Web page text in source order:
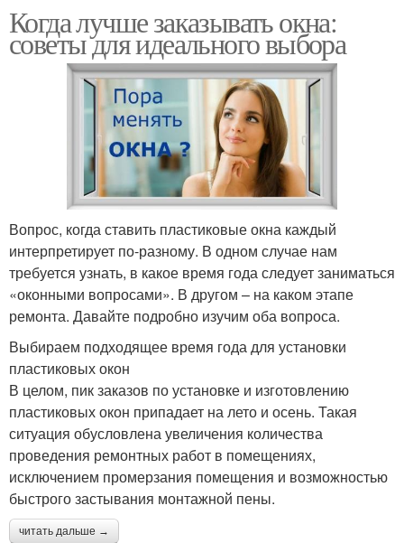
Когда лучше заказывать окна:
советы для идеального выбора
Вопрос, когда ставить пластиковые окна каждый
интерпретирует по-разному. В одном случае нам
требуется узнать, в какое время года следует заниматься
«оконными вопросами». В другом – на каком этапе
ремонта. Давайте подробно изучим оба вопроса.
Выбираем подходящее время года для установки
пластиковых окон
В целом, пик заказов по установке и изготовлению
пластиковых окон припадает на лето и осень. Такая
ситуация обусловлена увеличения количества
проведения ремонтных работ в помещениях,
исключением промерзания помещения и возможностью
быстрого застывания монтажной пены.
читать дальше →